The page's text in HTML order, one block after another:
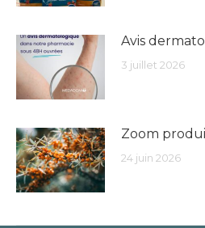
Avis
3 juillet 2026
Zoom
24 juin 2026